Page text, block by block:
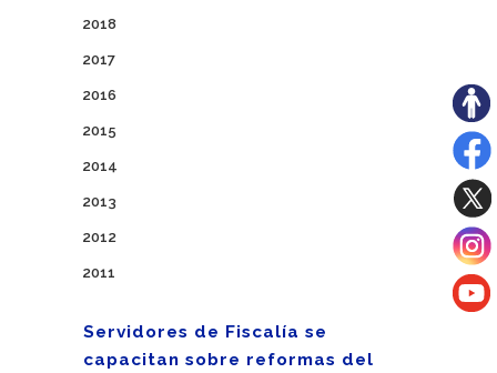
2018
2017
2016
2015
2014
2013
2012
2011
Servidores de Fiscalía se
capacitan sobre reformas del